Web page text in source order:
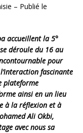
– Publié le
accueillent la 5°
déroule du 16 au
pour
fascinante
plateforme
ainsi en un lieu
à la réflexion et à
Ali Okbi,
avec nous sa